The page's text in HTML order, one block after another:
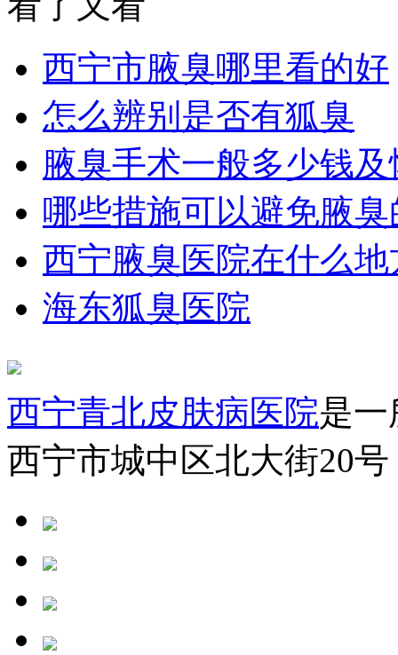
西宁市腋臭哪里看的好
怎么辨别是否有狐臭
腋臭手术一般多少钱
哪些措施可以避免腋
西宁腋臭医院在什么地
海东狐臭医院
西宁青北皮肤病医院是
西宁市城中区北大街20